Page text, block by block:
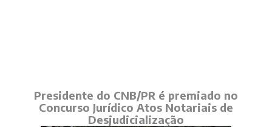
Presidente do CNB/PR é premiado no
Concurso Jurídico Atos Notariais de
Desjudicialização